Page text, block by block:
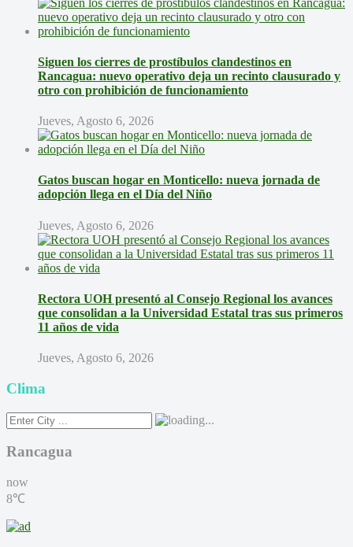
Siguen los cierres de prostíbulos clandestinos en
Rancagua: nuevo operativo deja un recinto clausurado y
otro con prohibición de funcionamiento
Jueves, Agosto 6, 2026
Gatos buscan hogar en Monticello: nueva jornada de
adopción llega en el Día del Niño
Jueves, Agosto 6, 2026
Rectora UOH presentó al Consejo Regional los avances
que consolidan a la Universidad Estatal tras sus primeros
11 años de vida
Jueves, Agosto 6, 2026
Clima
Rancagua
now
8℃